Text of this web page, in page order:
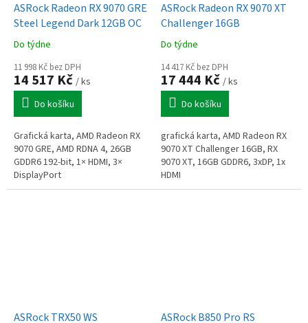
ASRock Radeon RX 9070 GRE
Steel Legend Dark 12GB OC
Do týdne
11 998 Kč bez DPH
14 517 Kč / ks
Do košíku
Grafická karta, AMD Radeon RX
9070 GRE, AMD RDNA 4, 26GB
GDDR6 192-bit, 1× HDMI, 3×
DisplayPort
ASRock Radeon RX 9070 XT
Challenger 16GB
Do týdne
14 417 Kč bez DPH
17 444 Kč / ks
Do košíku
grafická karta, AMD Radeon RX
9070 XT Challenger 16GB, RX
9070 XT, 16GB GDDR6, 3xDP, 1x
HDMI
ASRock TRX50 WS ASRock B850 Pro RS